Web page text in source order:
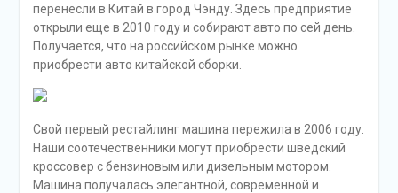
перенесли в Китай в город Чэнду. Здесь предприятие
открыли еще в 2010 году и собирают авто по сей день.
Получается, что на российском рынке можно
приобрести авто китайской сборки.
Свой первый рестайлинг машина пережила в 2006 году.
Наши соотечественники могут приобрести шведский
кроссовер с бензиновым или дизельным мотором.
Машина получалась элегантной, современной и